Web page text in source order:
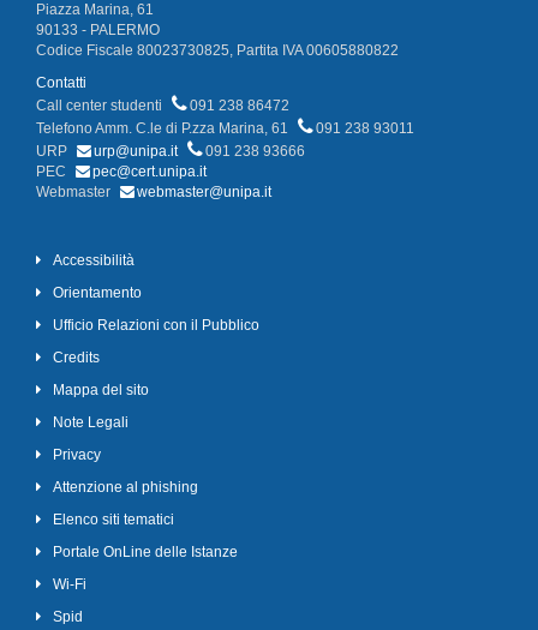
Piazza Marina, 61
90133 - PALERMO
Codice Fiscale 80023730825, Partita IVA 00605880822
Contatti
Call center studenti
091 238 86472
Telefono Amm. C.le di P.zza Marina, 61
091 238 93011
URP
urp@unipa.it
091 238 93666
PEC
pec@cert.unipa.it
Webmaster
webmaster@unipa.it
Accessibilità
Orientamento
Ufficio Relazioni con il Pubblico
Credits
Mappa del sito
Note Legali
Privacy
Attenzione al phishing
Elenco siti tematici
Portale OnLine delle Istanze
Wi-Fi
Spid